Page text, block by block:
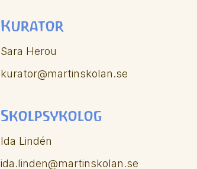
Kurator
Sara Herou
kurator@martinskolan.se
Skolpsykolog
Ida Lindén
ida.linden@martinskolan.se